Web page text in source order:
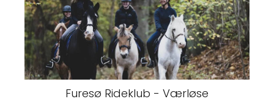
Furesø Rideklub - Værløse